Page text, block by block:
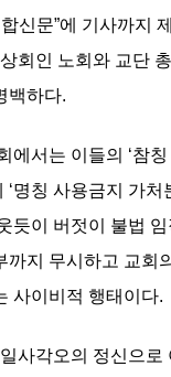
신문”에 기사까지
상회인 노회와 교단
백하다.
에서는 이들의 ‘참칭
명칭 사용금지 가처
듯이 버젓이 불법
까지 무시하고 교회
사이비적 행태이다.
일사각오의 정신으로